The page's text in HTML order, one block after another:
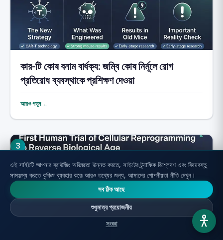
কার-টি কোষ বনাম বার্ধক্য: জম্বি কোষ নির্মূলে রোগ
প্রতিরোধ ব্যবস্থাকে প্রশিক্ষণ দেওয়া
আরও পড়ুন ←
3
এই সাইটটি আপনার ব্রাউজিং অভিজ্ঞতা উন্নত করতে, সাইটের ট্র্যাফিক বিশ্লেষণ এবং বিষয়বস্তু
সামঞ্জস্য করতে কুকিজ ব্যবহার করে৷ আরও তথ্যের জন্য, আমাদের গোপনীয়তা নীতি দেখুন।
সব ঠিক আছে
শুধুমাত্র প্রয়োজনীয়
সংজ্ঞা